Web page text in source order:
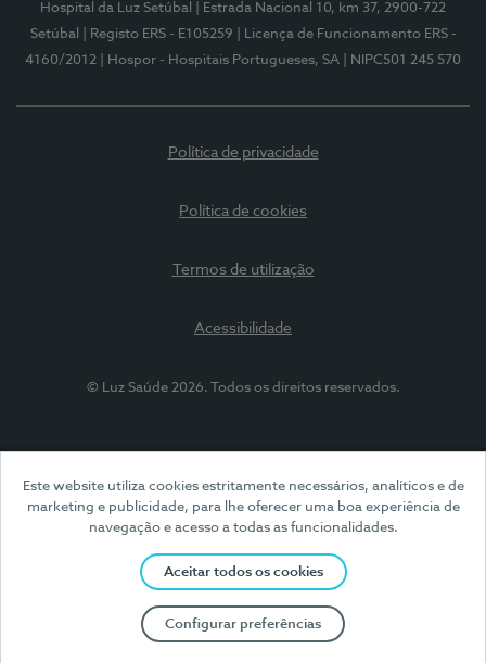
Este website utiliza cookies estritamente necessários, analíticos e de
marketing e publicidade, para lhe oferecer uma boa experiência de
navegação e acesso a todas as funcionalidades.
Aceitar todos os cookies
Configurar preferências
Hospital da Luz Setúbal
| Estrada Nacional 10, km 37, 2900-722
Setúbal
| Registo ERS - E105259
| Licença de Funcionamento ERS -
4160/2012
| Hospor - Hospitais Portugueses, SA | NIPC501 245 570
Política de privacidade
Política de cookies
Termos de utilização
Acessibilidade
© Luz Saúde 2026. Todos os direitos reservados.